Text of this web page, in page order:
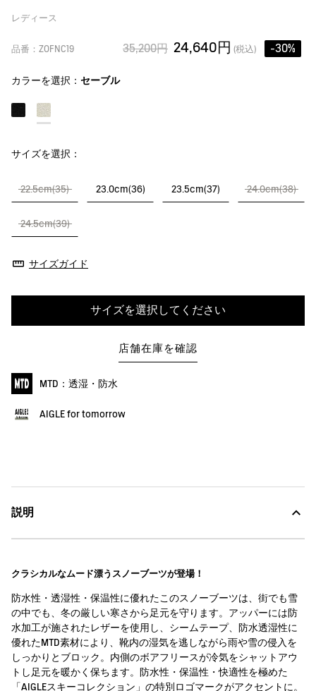
レディース
品番：ZOFNC19 35,200円 24,640円 (税込) -30%
カラーを選択： セーブル
サイズを選択：
22.5cm(35) 23.0cm(36) 23.5cm(37) 24.0cm(38)
24.5cm(39)
サイズガイド
サイズを選択してください
店舗在庫を確認
MTD：透湿・防水
AIGLE for tomorrow
説明
クラシカルなムード漂うスノーブーツが登場！
防水性・透湿性・保温性に優れたこのスノーブーツは、街でも雪
の中でも、冬の厳しい寒さから足元を守ります。アッパーには防
水加工が施されたレザーを使用し、シームテープ、防水透湿性に
優れたMTD素材により、靴内の湿気を逃しながら雨や雪の侵入を
しっかりとブロック。内側のボアフリースが冷気をシャットアウ
トし足元を暖かく保ちます。防水性・保温性・快適性を極めた
「AIGLEスキーコレクション」の特別ロゴマークがアクセントに。